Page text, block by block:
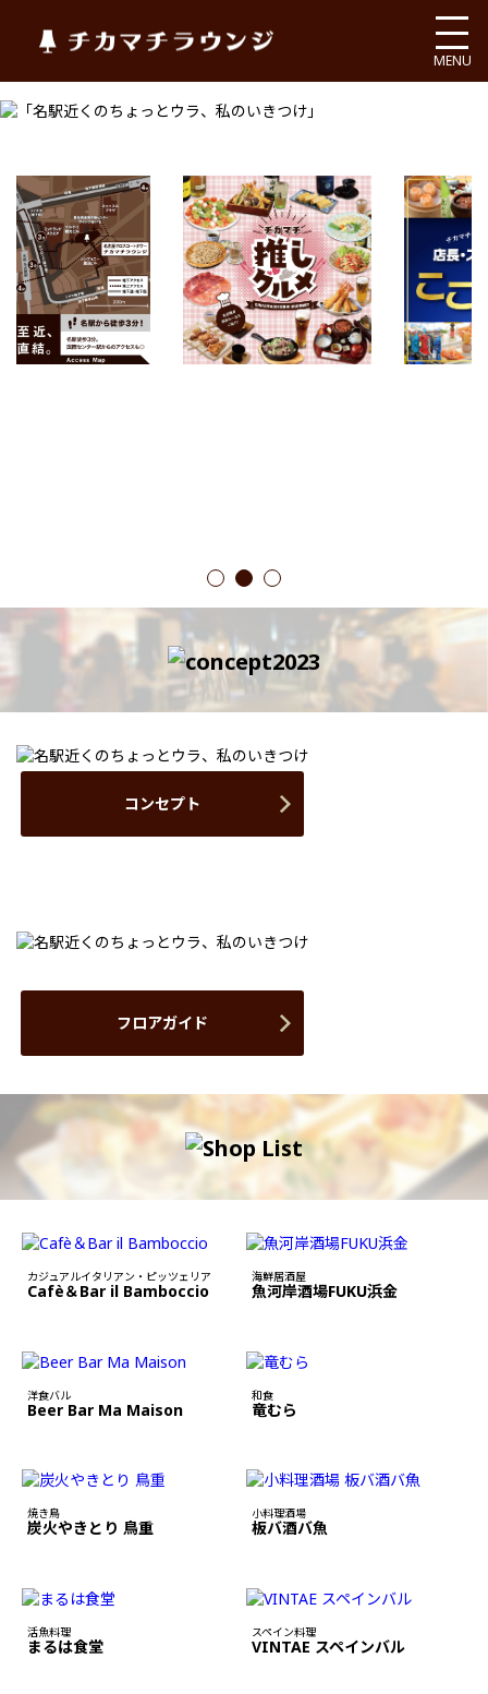
チカマチラウンジ
MENU
1 2 3
コンセプト
フロアガイド
カジュアルイタリアン・ピッツェリア
Cafè＆Bar il Bamboccio
海鮮居酒屋
魚河岸酒場FUKU浜金
洋食バル
Beer Bar Ma Maison
和食
竜むら
焼き鳥
炭火やきとり 鳥重
小料理酒場
板バ酒バ魚
活魚料理
まるは食堂
スペイン料理
VINTAE スペインバル